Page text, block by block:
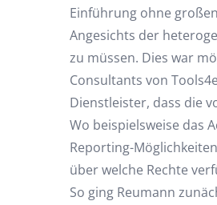
Einführung ohne
Angesichts der
zu müssen. Dies war
Consultants von
Dienstleister, dass die
Wo beispielsweise das
Reporting-
über welche Rechte
So ging Reumann